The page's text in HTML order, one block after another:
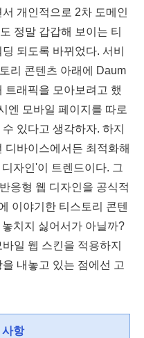
개인적으로 2차 도메인
정말 갑갑해 보이는 티
되도록 바뀌었다. 서비
리 콘텐츠 아래에 Daum
트래픽을 모아보려고 했
엔 모바일 페이지를 따로
있다고 생각하자. 하지
디바이스에서든 최적화해
자인'이 트렌드이다. 그
응형 웹 디자인을 공식적
이야기한 티스토리 콘텐
치지 싫어서가 아닐까?
일 웹 스킨을 적용하지
내놓고 있는 점에선 고
사항